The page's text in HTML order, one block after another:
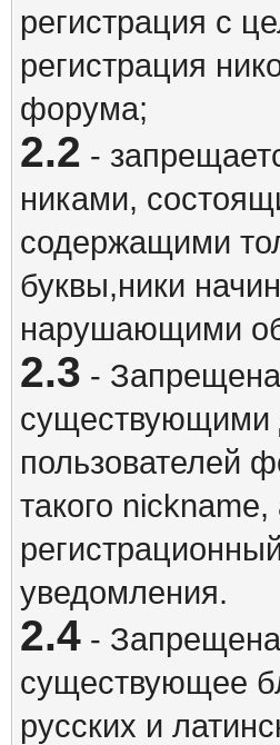
регистрация с
регистрация
форума;
2.2 -
никами,
содержащими
буквы,ники
нарушающими
2.3 -
существующими
пользователей
такого
уведомления.
2.4- Запрещена
существующее
русских и